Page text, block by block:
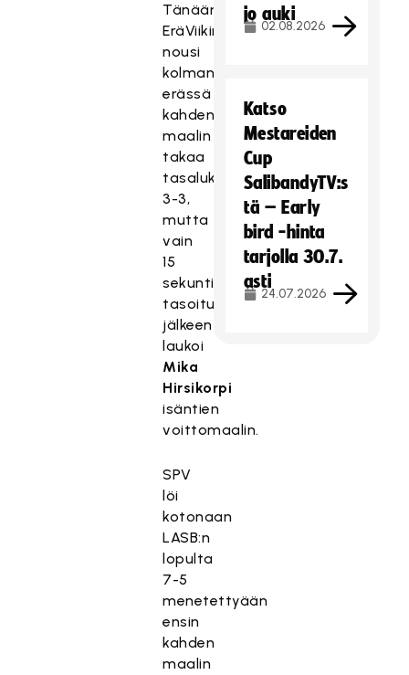
Tänään
EräViikingit
nousi
kolmannessa
erässä
kahden
maalin
takaa
tasalukemiin
3-3,
mutta
vain
15
sekuntia
tasoituksen
jälkeen
laukoi
Mika
Hirsikorpi
isäntien
voittomaalin.
SPV
löi
kotonaan
LASB:n
lopulta
7-5
menetettyään
ensin
kahden
maalin
jo auki
02.08.2026
Katso
Mestareiden
Cup
SalibandyTV:s
tä – Early
bird -hinta
tarjolla 30.7.
asti
24.07.2026